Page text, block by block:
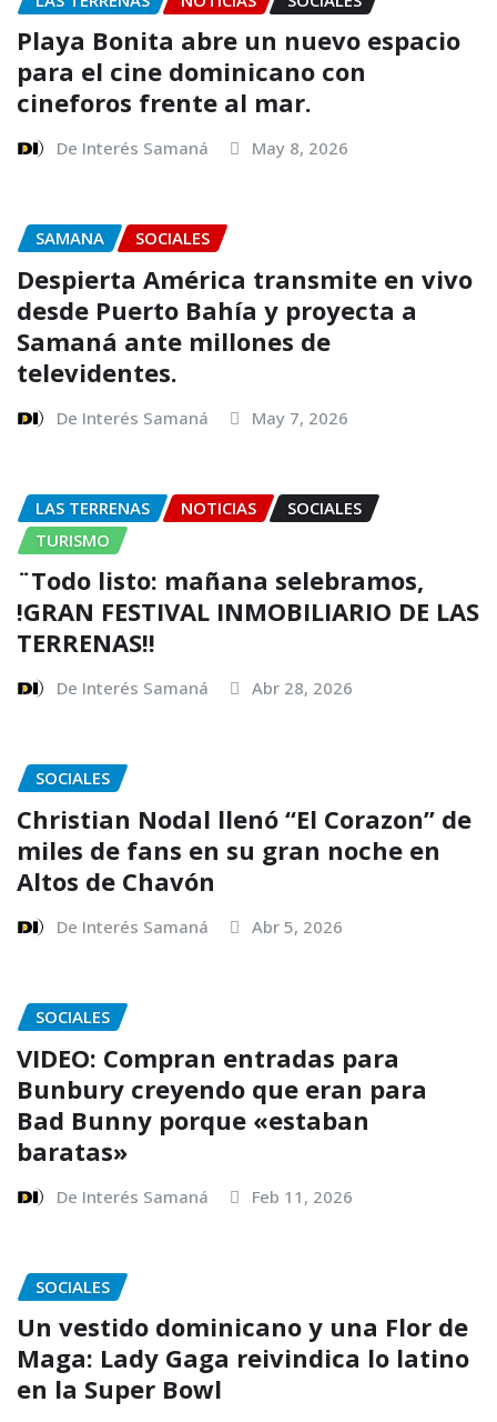
Playa Bonita abre un nuevo espacio
para el cine dominicano con
cineforos frente al mar.
De Interés Samaná May 8, 2026
SAMANA SOCIALES
Despierta América transmite en vivo
desde Puerto Bahía y proyecta a
Samaná ante millones de
televidentes.
De Interés Samaná May 7, 2026
LAS TERRENAS NOTICIAS
SOCIALES
TURISMO
¨Todo listo: mañana selebramos,
!GRAN FESTIVAL INMOBILIARIO DE LAS
TERRENAS!!
De Interés Samaná Abr 28, 2026
SOCIALES
Christian Nodal llenó “El Corazon” de
miles de fans en su gran noche en
Altos de Chavón
De Interés Samaná Abr 5, 2026
SOCIALES
VIDEO: Compran entradas para
Bunbury creyendo que eran para
Bad Bunny porque «estaban
baratas»
De Interés Samaná Feb 11, 2026
SOCIALES
Un vestido dominicano y una Flor de
Maga: Lady Gaga reivindica lo latino
en la Super Bowl